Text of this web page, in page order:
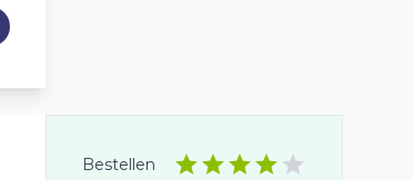
Bestellen